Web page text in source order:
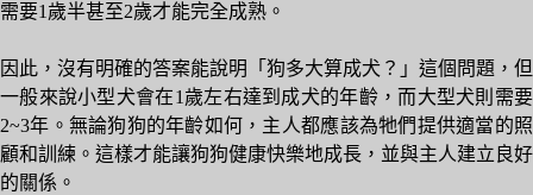
需要1歲半甚至2歲才能完全成熟。
因此，沒有明確的答案能說明「狗多大算成犬？」這個問題，但
一般來說小型犬會在1歲左右達到成犬的年齡，而大型犬則需要
2~3年。無論狗狗的年齡如何，主人都應該為牠們提供適當的照
顧和訓練。這樣才能讓狗狗健康快樂地成長，並與主人建立良好
的關係。